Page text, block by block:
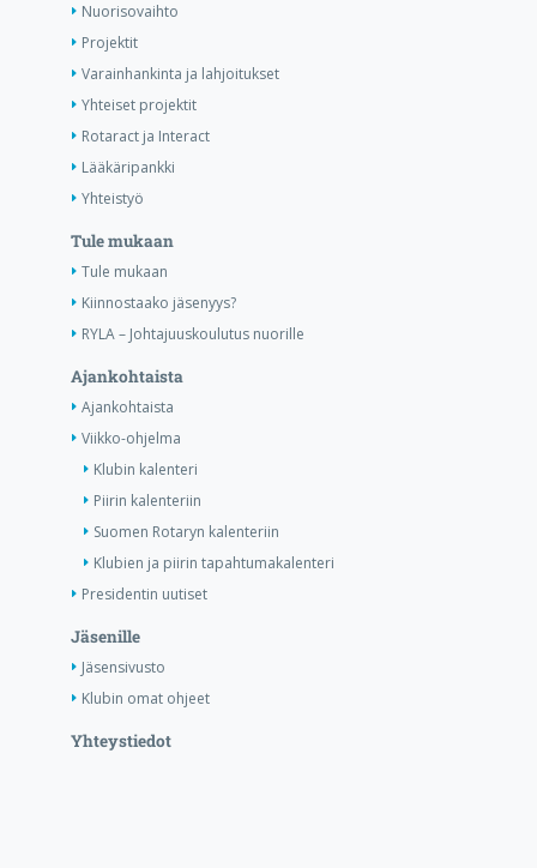
Nuorisovaihto
Projektit
Varainhankinta ja lahjoitukset
Yhteiset projektit
Rotaract ja Interact
Lääkäripankki
Yhteistyö
Tule mukaan
Tule mukaan
Kiinnostaako jäsenyys?
RYLA – Johtajuuskoulutus nuorille
Ajankohtaista
Ajankohtaista
Viikko-ohjelma
Klubin kalenteri
Piirin kalenteriin
Suomen Rotaryn kalenteriin
Klubien ja piirin tapahtumakalenteri
Presidentin uutiset
Jäsenille
Jäsensivusto
Klubin omat ohjeet
Yhteystiedot